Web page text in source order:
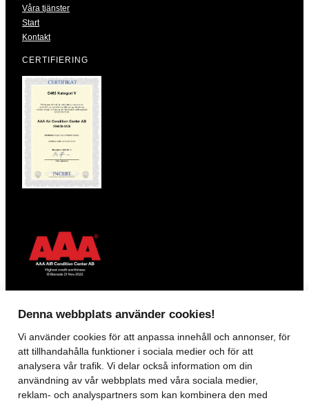
Våra tjänster
Start
Kontakt
CERTIFIERING
070-160 18 85
018 – 15 45 65
Denna webbplats använder cookies!
Vi använder cookiesför att anpassa innehåll och annonser, för
att tillhandahålla funktioner i sociala medier och för att
analysera vår trafik. Vi delar också information om din
användning av vår webbplats med våra sociala medier,
reklam- och analyspartners som kan kombinera den med